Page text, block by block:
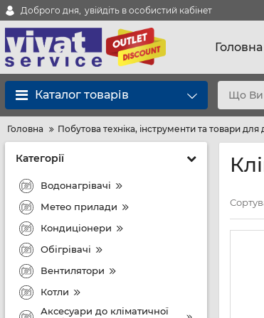
Доброго дня, увійдіть в особистий кабінет
Головна
Каталог товарів
Головна Побутова техніка, інструменти та товари для
Категорії
Водонагрівачі
Метео прилади
Кондиціонери
Обігрівачі
Вентилятори
Котли
Аксесуари до кліматичної